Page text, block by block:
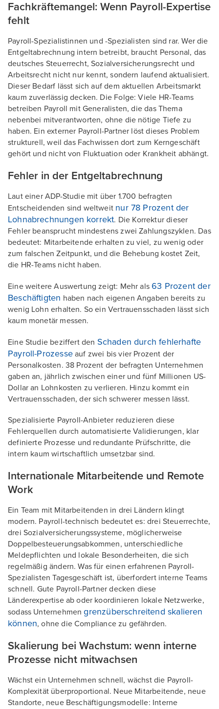
Fachkräftemangel: Wenn Payroll-Expertise
fehlt
Payroll-Spezialistinnen und -Spezialisten sind rar. Wer die
Entgeltabrechnung intern betreibt, braucht Personal, das
deutsches Steuerrecht, Sozialversicherungsrecht und
Arbeitsrecht nicht nur kennt, sondern laufend aktualisiert.
Dieser Bedarf lässt sich auf dem aktuellen Arbeitsmarkt
kaum zuverlässig decken. Die Folge: Viele HR-Teams
betreiben Payroll mit Generalisten, die das Thema
nebenbei mitverantworten, ohne die nötige Tiefe zu
haben. Ein externer Payroll-Partner löst dieses Problem
strukturell, weil das Fachwissen dort zum Kerngeschäft
gehört und nicht von Fluktuation oder Krankheit abhängt.
Fehler in der Entgeltabrechnung
Laut einer ADP-Studie mit über 1.700 befragten
Entscheidenden sind weltweit nur 78 Prozent der
Lohnabrechnungen korrekt. Die Korrektur dieser
Fehler beansprucht mindestens zwei Zahlungszyklen. Das
bedeutet: Mitarbeitende erhalten zu viel, zu wenig oder
zum falschen Zeitpunkt, und die Behebung kostet Zeit,
die HR-Teams nicht haben.
Eine weitere Auswertung zeigt: Mehr als 63 Prozent der
Beschäftigten haben nach eigenen Angaben bereits zu
wenig Lohn erhalten. So ein Vertrauensschaden lässt sich
kaum monetär messen.
Eine Studie beziffert den Schaden durch fehlerhafte
Payroll-Prozesseauf zwei bis vier Prozent der
Personalkosten. 38 Prozent der befragten Unternehmen
gaben an, jährlich zwischen einer und fünf Millionen US-
Dollar an Lohnkosten zu verlieren. Hinzu kommt ein
Vertrauensschaden, der sich schwerer messen lässt.
Spezialisierte Payroll-Anbieter reduzieren diese
Fehlerquellen durch automatisierte Validierungen, klar
definierte Prozesse und redundante Prüfschritte, die
intern kaum wirtschaftlich umsetzbar sind.
Internationale Mitarbeitende und Remote
Work
Ein Team mit Mitarbeitenden in drei Ländern klingt
modern. Payroll-technisch bedeutet es: drei Steuerrechte,
drei Sozialversicherungssysteme, möglicherweise
Doppelbesteuerungsabkommen, unterschiedliche
Meldepflichten und lokale Besonderheiten, die sich
regelmäßig ändern. Was für einen erfahrenen Payroll-
Spezialisten Tagesgeschäft ist, überfordert interne Teams
schnell. Gute Payroll-Partner decken diese
Länderexpertise ab oder koordinieren lokale Netzwerke,
sodass Unternehmengrenzüberschreitend skalieren
können, ohne die Compliance zu gefährden.
Skalierung bei Wachstum: wenn interne
Prozesse nicht mitwachsen
Wächst ein Unternehmen schnell, wächst die Payroll-
Komplexität überproportional. Neue Mitarbeitende, neue
Standorte, neue Beschäftigungsmodelle: Interne